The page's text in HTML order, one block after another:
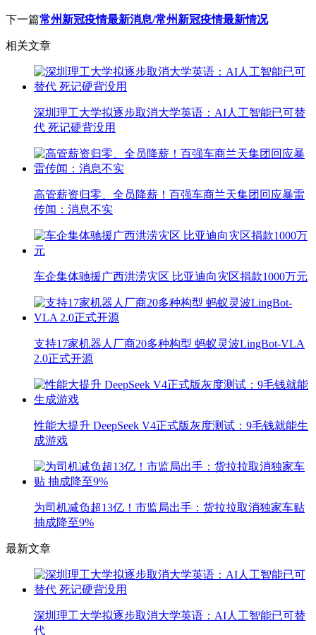
下一篇常州新冠疫情最新消息/常州新冠疫情最新情况
相关文章
深圳理工大学拟逐步取消大学英语：AI人工智能已可替
代 死记硬背没用
高管薪资归零、全员降薪！百强车商兰天集团回应暴雷
传闻：消息不实
车企集体驰援广西洪涝灾区 比亚迪向灾区捐款1000万元
支持17家机器人厂商20多种构型 蚂蚁灵波LingBot-VLA
2.0正式开源
性能大提升 DeepSeek V4正式版灰度测试：9毛钱就能生
成游戏
为司机减负超13亿！市监局出手：货拉拉取消独家车贴
抽成降至9%
最新文章
深圳理工大学拟逐步取消大学英语：AI人工智能已可替
代